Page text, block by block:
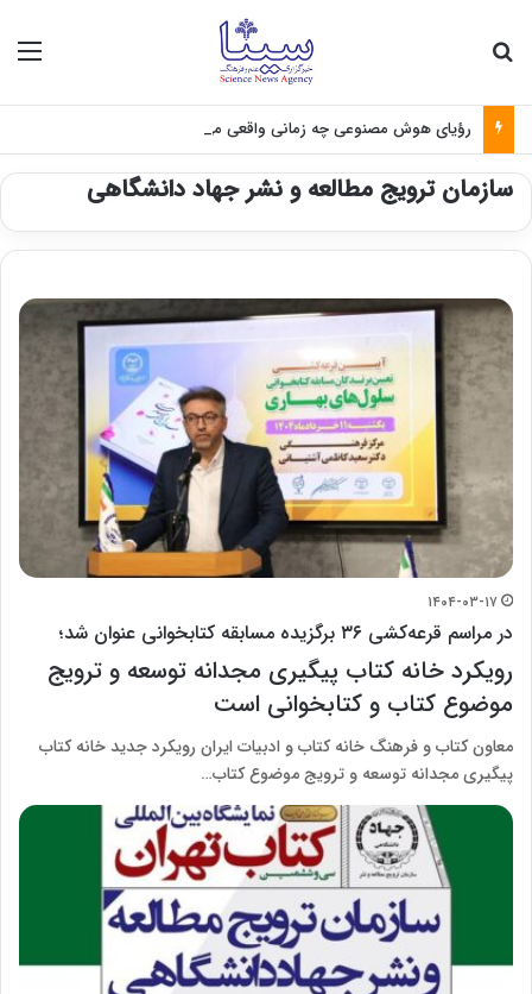
رؤیای هوش مصنوعی چه زمانی واقعی می‌شود؟
سازمان ترویج مطالعه و نشر جهاد دانشگاهی
۱۴۰۴-۰۳-۱۷
در مراسم قرعه‌کشی ۳۶ برگزیده مسابقه کتابخوانی عنوان شد؛
رویکرد خانه کتاب پیگیری مجدانه توسعه و ترویج
موضوع کتاب و کتابخوانی است
معاون کتاب و فرهنگ خانه کتاب و ادبیات ایران رویکرد جدید خانه کتاب
پیگیری مجدانه توسعه و ترویج موضوع کتاب…